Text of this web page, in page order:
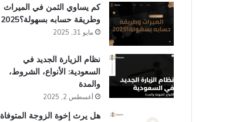
كم يساوي الثمن في الميراث​
وطريقة حسابه بسهولة؟2025
مايو 31, 2025
نظام الزيارة الجديد في
السعودية: الأنواع، الشروط،
والمدة
أغسطس 2, 2025
هل يرث إخوة الزوجة المتوفاة